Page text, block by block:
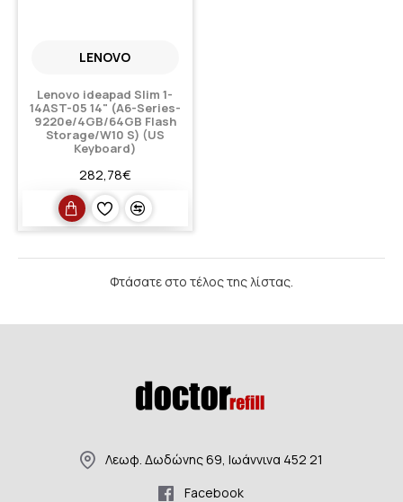
LENOVO
Lenovo ideapad Slim 1-
14AST-05 14" (A6-Series-
9220e/4GB/64GB Flash
Storage/W10 S) (US
Keyboard)
282,78€
Φτάσατε στο τέλος της λίστας.
Λεωφ. Δωδώνης 69, Ιωάννινα 452 21
Facebook